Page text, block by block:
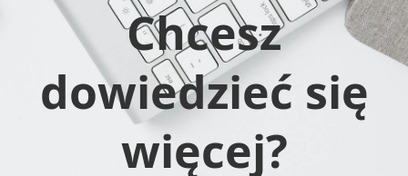
Chcesz
dowiedzieć się
więcej?